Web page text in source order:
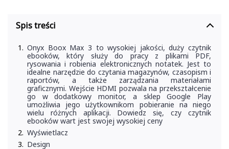
Spis treści
Onyx Boox Max 3 to wysokiej jakości, duży czytnik
ebooków, który służy do pracy z plikami PDF,
rysowania i robienia elektronicznych notatek. Jest to
idealne narzędzie do czytania magazynów, czasopism i
raportów, a także zarządzania materiałami
graficznymi. Wejście HDMI pozwala na przekształcenie
go w dodatkowy monitor, a sklep Google Play
umożliwia jego użytkownikom pobieranie na niego
wielu różnych aplikacji. Dowiedz się, czy czytnik
ebooków wart jest swojej wysokiej ceny
Wyświetlacz
Design